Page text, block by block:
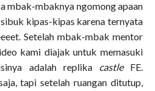
mbak-mbaknya ngomong apaan
kipas-kipas karena ternyata
Setelah mbak-mbak mentor
kami diajak untuk memasuki
adalah replika castle FE.
tapi setelah ruangan ditutup,